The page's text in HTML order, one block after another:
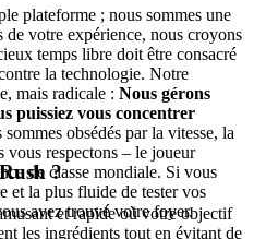
plateforme ; nous sommes une
de votre expérience, nous croyons
temps libre doit être consacré
la technologie. Notre
mais radicale : Nous gérons
puissiez vous concentrer
sommes obsédés par la vitesse, la
vous respectons – le joueur
de classe mondiale. Si vous
et la plus fluide de tester vos
avez trouvé votre foyer.
?
et rapide où votre objectif
les ingrédients tout en évitant de